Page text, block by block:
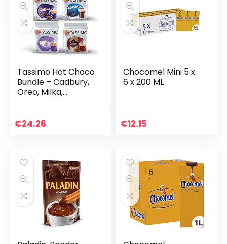
Tassimo Hot Choco
Bundle – Cadbury,
Oreo, Milka,
porties)
€24.26
Chocomel Mini 5 x
6 x 200 ML
€12.15